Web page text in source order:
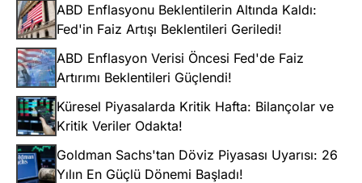
ABD Enflasyonu Beklentilerin Altında Kaldı:
Fed'in Faiz Artışı Beklentileri Geriledi!
ABD Enflasyon Verisi Öncesi Fed'de Faiz
Artırımı Beklentileri Güçlendi!
Küresel Piyasalarda Kritik Hafta: Bilançolar ve
Kritik Veriler Odakta!
Goldman Sachs'tan Döviz Piyasası Uyarısı: 26
Yılın En Güçlü Dönemi Başladı!